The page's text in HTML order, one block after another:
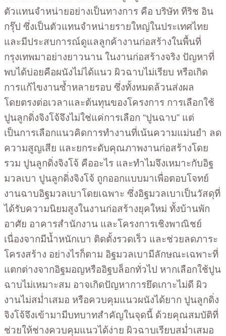
ตัวแทนจำหน่ายอย่างเป็นทางการ คือ บริษัท ทีริช อิน
กรุ๊ป ซึ่งเป็นตัวแทนจำหน่ายรายใหญ่ในประเทศไทย
และมีประสบการณ์ดูแลลูกค้างานก่อสร้างในพื้นที่
กรุงเทพมาอย่างยาวนาน ในงานก่อสร้างจริง ปัญหาที่
พบได้บ่อยคือผนังไม่ได้แนว ผิวฉาบไม่เรียบ หรือเกิด
การแก้ไขงานซ้ำหลายรอบ ซึ่งทั้งหมดล้วนส่งผล
โดยตรงต่อเวลาและต้นทุนของโครงการ การเลือกใช้
ปูนลูกดิ่งจิงโจ้จึงไม่ใช่แค่การเลือก “ปูนฉาบ” แต่
เป็นการเลือกแนวคิดการทำงานที่เน้นความแม่นยำ ลด
ความสูญเสีย และยกระดับคุณภาพงานก่อสร้างโดย
รวม ปูนลูกดิ่งจิงโจ้ คืออะไร และทำไมจึงเหมาะกับอิฐ
มวลเบา ปูนลูกดิ่งจิงโจ้ ถูกออกแบบมาเพื่อตอบโจทย์
งานฉาบอิฐมวลเบาโดยเฉพาะ ซึ่งอิฐมวลเบาเป็นวัสดุที่
ได้รับความนิยมสูงในงานก่อสร้างยุคใหม่ ทั้งบ้านพัก
อาศัย อาคารสำนักงาน และโครงการเชิงพาณิชย์
เนื่องจากมีน้ำหนักเบา ติดตั้งรวดเร็ว และช่วยลดภาระ
โครงสร้าง อย่างไรก็ตาม อิฐมวลเบามีลักษณะเฉพาะที่
แตกต่างจากอิฐมอญหรืออิฐบล็อกทั่วไป หากเลือกใช้ปูน
ฉาบไม่เหมาะสม อาจเกิดปัญหาการยึดเกาะไม่ดี ผิว
งานไม่สม่ำเสมอ หรือควบคุมแนวผนังได้ยาก ปูนลูกดิ่ง
จิงโจ้จึงเข้ามามีบทบาทสำคัญในจุดนี้ ด้วยคุณสมบัติที่
ช่วยให้ช่างควบคุมแนวได้ง่าย ผิวฉาบเรียบสม่ำเสมอ